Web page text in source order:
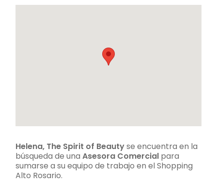
Helena, The Spirit of Beautyse encuentra en la
búsqueda de una Asesora Comercial para
sumarse a su equipo de trabajo en el Shopping
Alto Rosario.